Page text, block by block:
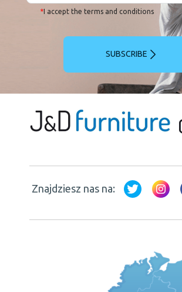
* I accept the terms and conditions
SUBSCRIBE
Znajdziesz nas na: